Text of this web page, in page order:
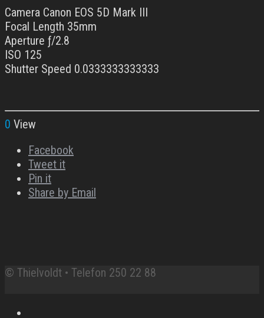
Camera Canon EOS 5D Mark III
Focal Length 35mm
Aperture ƒ/2.8
ISO 125
Shutter Speed 0.0333333333333
0 View
Facebook
Tweet it
Pin it
Share by Email
© Thielvoldt • Telefon 250 22 88